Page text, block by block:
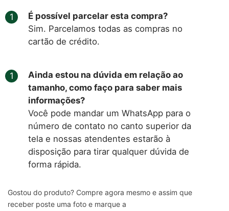
É possível parcelar esta compra?
Sim. Parcelamos todas as compras no
cartão de crédito.
Ainda estou na dúvida em relação ao
tamanho, como faço para saber mais
informações?
Você pode mandar um WhatsApp para o
número de contato no canto superior da
tela e nossas atendentes estarão à
disposição para tirar qualquer dúvida de
forma rápida.
Gostou do produto? Compre agora mesmo e assim que
receber poste uma foto e marque a